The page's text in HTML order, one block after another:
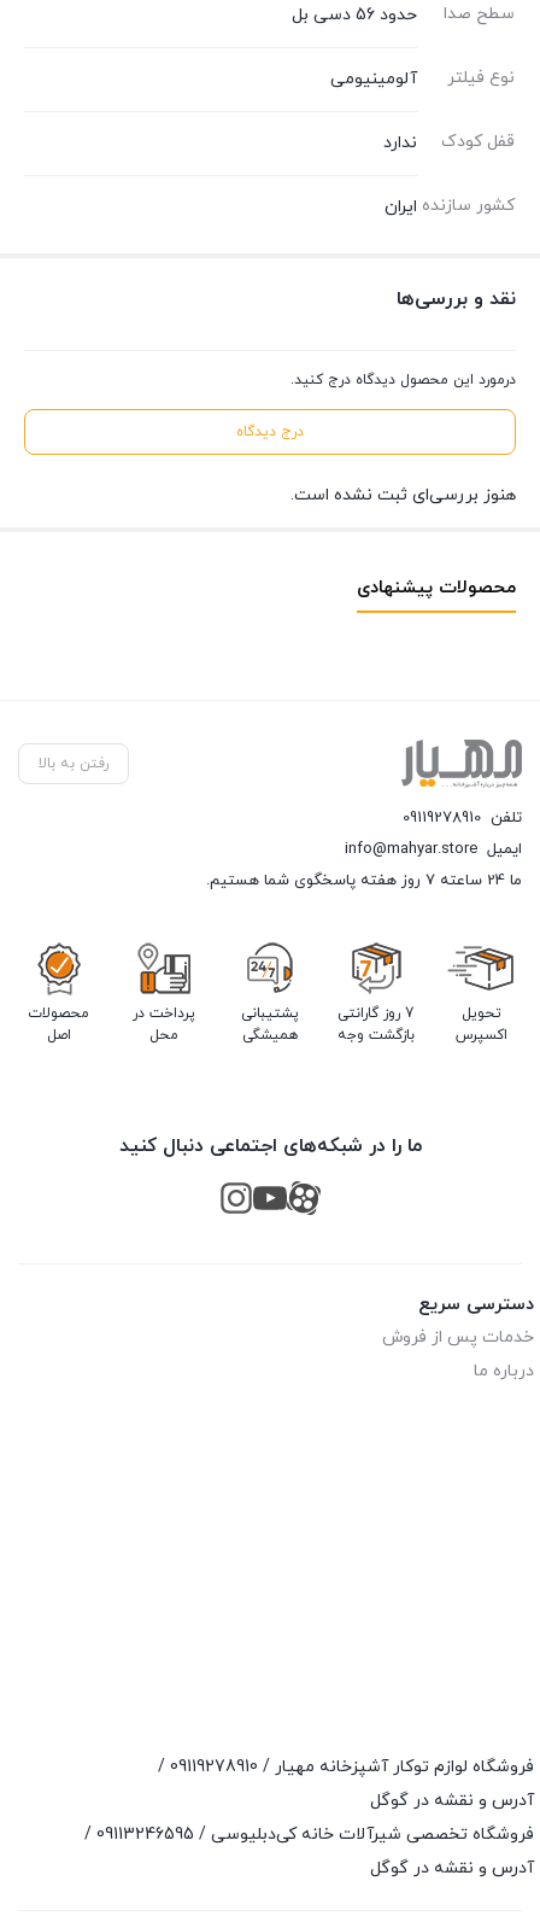
سطح صدا حدود 56 دسی بل
نوع فیلتر آلومینیومی
قفل کودک ندارد
کشور سازنده ایران
نقد و بررسی‌ها
درمورد این محصول دیدگاه درج کنید.
درج دیدگاه
هنوز بررسی‌ای ثبت نشده است.
محصولات پیشنهادی
رفتن به بالا
تلفن 09119278910
ایمیل info@mahyar.store
ما 24 ساعته 7 روز هفته پاسخگوی شما هستیم.
تحویل
اکسپرس
7 روز گارانتی
بازگشت وجه
پشتیبانی
همیشگی
پرداخت در
محل
محصولات
اصل
ما را در شبکه‌های اجتماعی دنبال کنید
دسترسی سریع
خدمات پس از فروش
درباره ما
فروشگاه لوازم توکار آشپزخانه مهیار / 09119278910
/
آدرس و نقشه در گوگل
فروشگاه تخصصی شیرآلات خانه کی‌دبلیوسی / 09113246595
/
آدرس و نقشه در گوگل